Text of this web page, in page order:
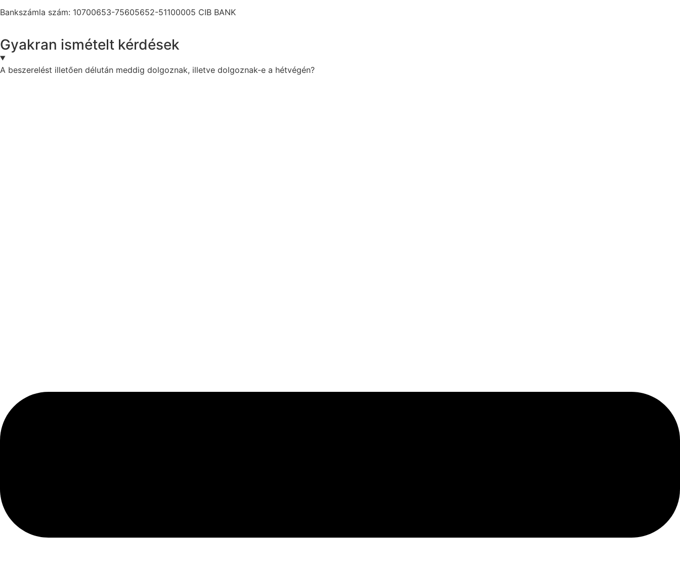
Bankszámla szám: 10700653-75605652-51100005 CIB BANK
Gyakran ismételt kérdések
A beszerelést illetően délután meddig dolgoznak, illetve dolgoznak-e a hétvégén?